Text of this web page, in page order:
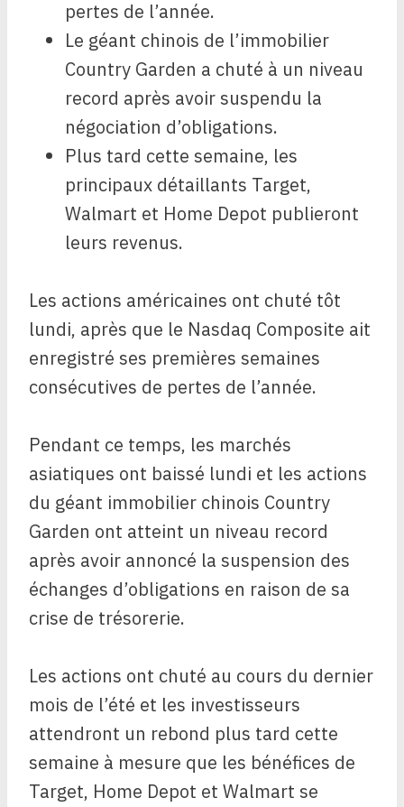
pertes de l’année.
Le géant chinois de l’immobilier
Country Garden a chuté à un niveau
record après avoir suspendu la
négociation d’obligations.
Plus tard cette semaine, les
principaux détaillants Target,
Walmart et Home Depot publieront
leurs revenus.
Les actions américaines ont chuté tôt
lundi, après que le Nasdaq Composite ait
enregistré ses premières semaines
consécutives de pertes de l’année.
Pendant ce temps, les marchés
asiatiques ont baissé lundi et les actions
du géant immobilier chinois Country
Garden ont atteint un niveau record
après avoir annoncé la suspension des
échanges d’obligations en raison de sa
crise de trésorerie.
Les actions ont chuté au cours du dernier
mois de l’été et les investisseurs
attendront un rebond plus tard cette
semaine à mesure que les bénéfices de
Target, Home Depot et Walmart se